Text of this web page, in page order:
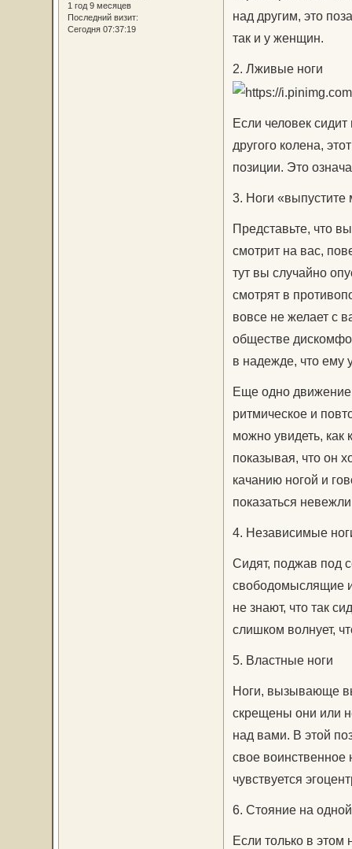
1 год 9 месяцев
Последний визит:
Сегодня 07:37:19
над другим, это
так и у женщин.
2. Лживые ноги
Если человек
другого колена,
позиции. Это
3. Ноги «выпустите
Представьте, что
смотрит на вас,
тут вы случайно
смотрят в
вовсе не желает с
обществе
в надежде, что ему
Еще одно движение,
ритмическое и
можно увидеть, как
показывая, что он
качанию ногой и
показаться
4. Независимые
Сидят, поджав под
свободомыслящие
не знают, что так
слишком волнует,
5. Властные ноги
Ноги, вызывающе
скрещены они или
над вами. В этой
свое воинственное
чувствуется
6. Стояние на
Если только в этом